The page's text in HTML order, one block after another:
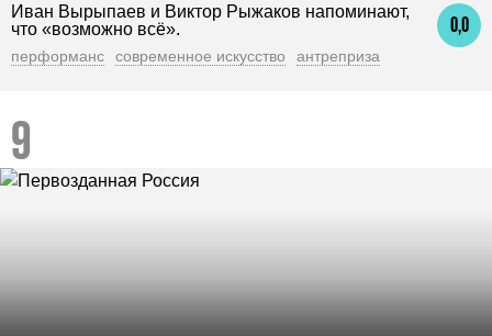
0,0
Иван Вырыпаев и Виктор Рыжаков напоминают,
что «возможно всё».
перформанс современное искусство антреприза